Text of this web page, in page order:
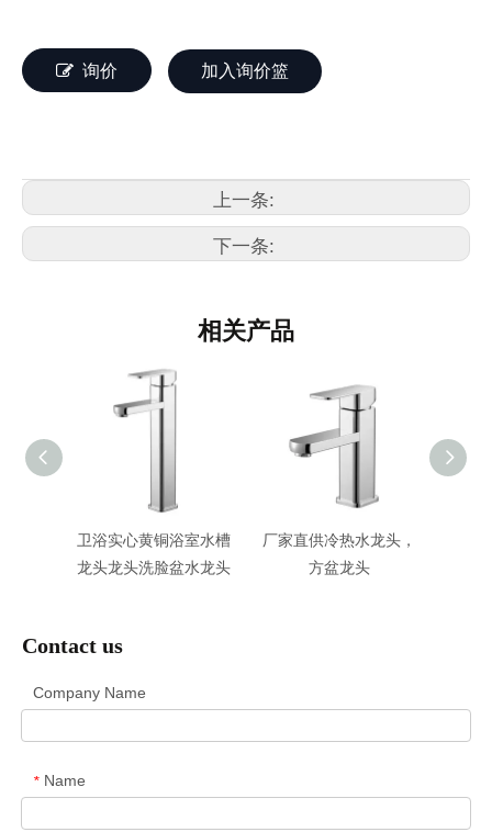
询价 加入询价篮
上一条:
下一条:
相关产品
卫浴实心黄铜浴室水槽
龙头龙头洗脸盆水龙头
厂家直供冷热水龙头，
方盆龙头
Contact us
Company Name
* Name